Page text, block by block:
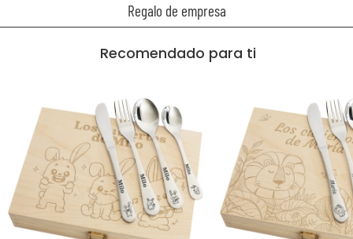
Regalo de empresa
Recomendado para ti